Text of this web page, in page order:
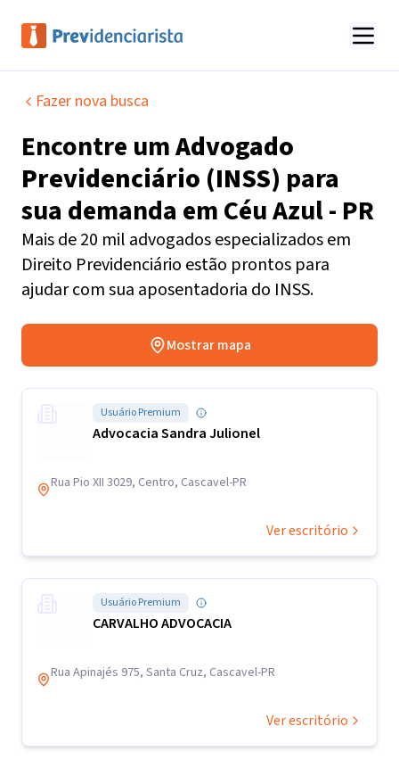
Fazer nova busca
Encontre umAdvogado
Previdenciário (INSS) para
sua demanda emCéu Azul - PR
Mais de 20 mil advogados especializados em
Direito Previdenciário estão prontos para
ajudar com sua aposentadoria do INSS.
Mostrar mapa
Usuário Premium
Advocacia Sandra Julionel
Rua Pio XII 3029, Centro, Cascavel-PR
Ver escritório
Usuário Premium
CARVALHO ADVOCACIA
Rua Apinajés 975, Santa Cruz, Cascavel-PR
Ver escritório